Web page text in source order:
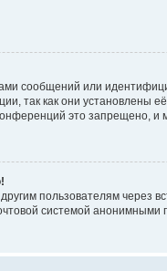
сообщений или
так как они установлены
это запрещено,
пользователям
системой анонимными